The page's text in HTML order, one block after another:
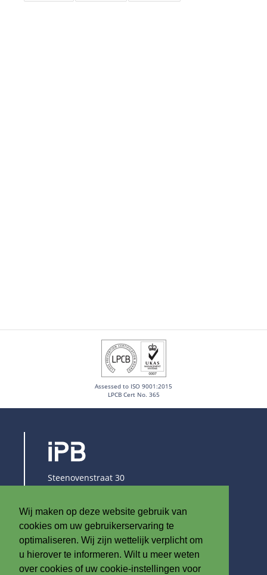
Wij maken op deze website gebruik van
cookies om uw gebruikerservaring te
optimaliseren. Wij zijn wettelijk verplicht om
u hierover te informeren. Wilt u meer weten
over cookies of uw cookie-instellingen voor
Assessed to ISO 9001:2015
LPCB Cert No. 365
Steenovenstraat 30
T+32 (0)56 60 79 19
F +32 (0)56 61 08 85
info@iplast.be